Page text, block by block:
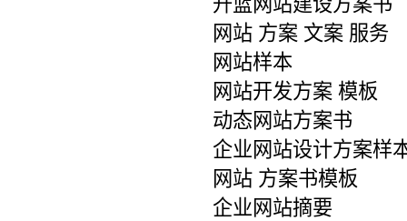
网站 方案 文案 服务
网站样本
网站开发方案 模板
动态网站方案书
企业网站设计方案样
网站 方案书模板
企业网站摘要